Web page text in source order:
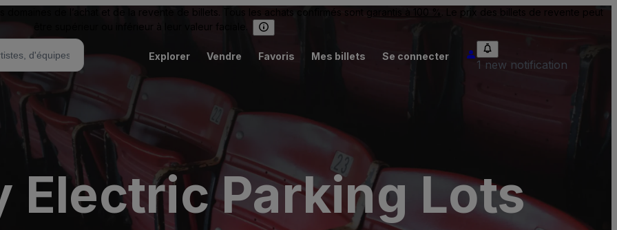
domaines de l’achat et de la revente de billets. Tous les achats confirmés sont garantis à 100 %
. Le prix des billets de revente peut
être supérieur ou inférieur à leur valeur faciale.
Explorer Vendre Favoris Mes billets Se connecter
1 new notification
Electric Parking Lots